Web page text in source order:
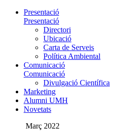
Presentació
Presentació
Directori
Ubicació
Carta de Serveis
Política Ambiental
Comunicació
Comunicació
Divulgació Científica
Marketing
Alumni UMH
Novetats
Març 2022